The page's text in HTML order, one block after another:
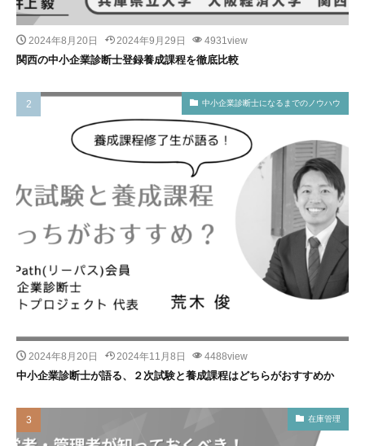
2024年8月20日 2024年9月29日 4931view
関西の中小企業診断士登録養成課程を徹底比較
中小企業診断士になるまでのノウハウ
2024年8月20日 2024年11月8日 4488view
中小企業診断士が語る、２次試験と養成課程はどちらがおすすめか
在庫管理